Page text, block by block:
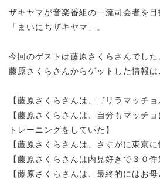
ザキヤマが音楽番組の一流司会者を目
「まいにちザキヤマ」。
今回のゲストは藤原さくらさんでした
藤原さくらさんからゲットした情報
【藤原さくらさんは、ゴリラマッチョ
【藤原さくらさんは、自分もマッチ
トレーニングをしていた】
【藤原さくらさんは、さすがに東京に
【藤原さくらさんは内見好きで３０件
【藤原さくらさんは、最終的にはお